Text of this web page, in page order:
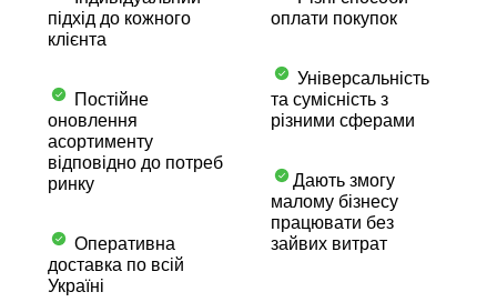
підхід до кожного
клієнта
Постійне
оновлення
асортименту
відповідно до потреб
ринку
Оперативна
доставка по всій
Україні
оплати покупок
Універсальність
та сумісність з
різними сферами
Дають змогу
малому бізнесу
працювати без
зайвих витрат